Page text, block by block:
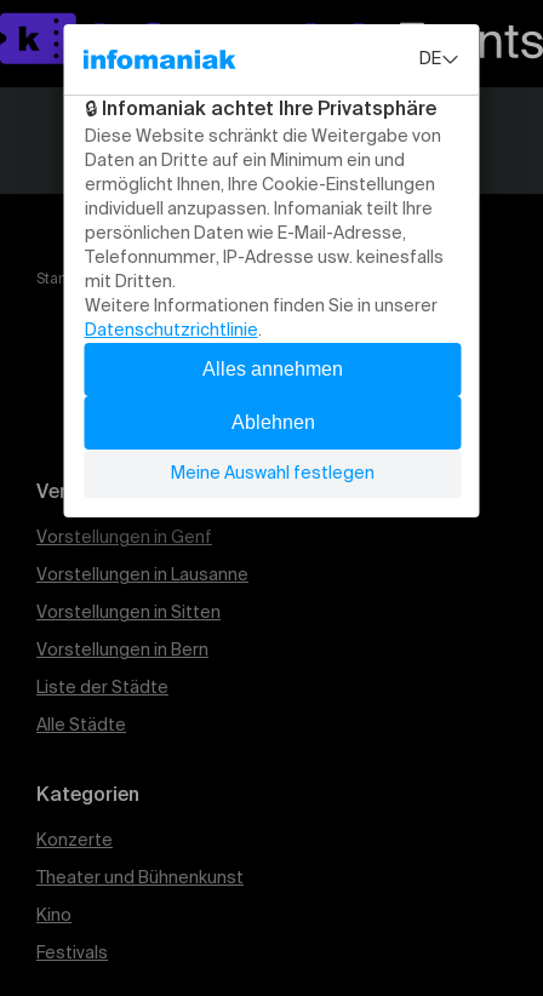
Startseite Saison 2026 2027
Veranstaltung suchen
Vorstellungen in Genf
Vorstellungen in Lausanne
Vorstellungen in Sitten
Vorstellungen in Bern
Liste der Städte
Alle Städte
Kategorien
Konzerte
Theater und Bühnenkunst
Kino
Festivals